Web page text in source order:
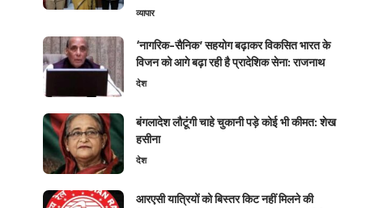
व्यापार
‘नागरिक-सैनिक’ सहयोग बढ़ाकर विकसित भारत के
विजन को आगे बढ़ा रही है प्रादेशिक सेना: राजनाथ
देश
बंगलादेश लौटूंगी चाहे चुकानी पड़े कोई भी कीमत: शेख
हसीना
देश
आरएसी यात्रियों को बिस्तर किट नहीं मिलने की